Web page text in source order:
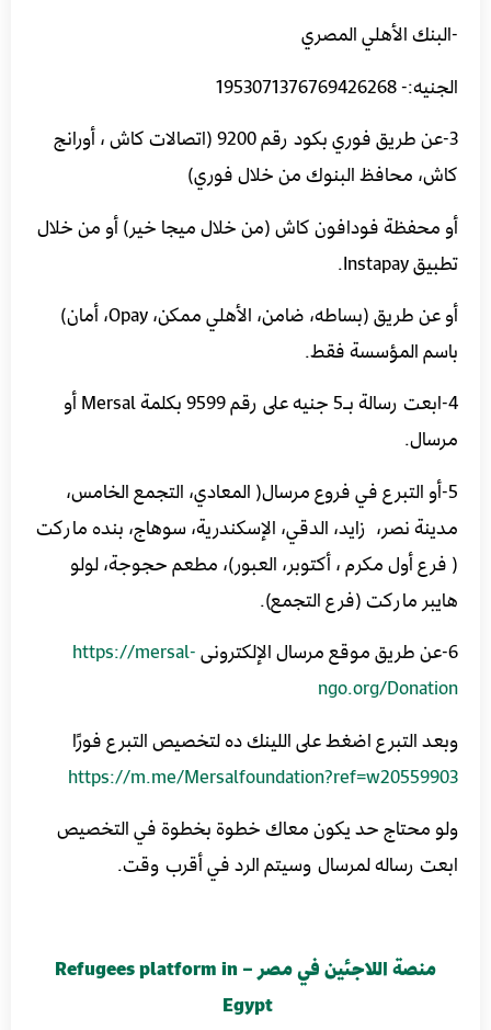
-البنك الأهلي المصري
الجنيه:- 1953071376769426268
3-عن طريق فوري بكود رقم 9200 (اتصالات كاش ، أورانج
كاش، محافظ البنوك من خلال فوري)
أو محفظة فودافون كاش (من خلال ميجا خير) أو من خلال
تطبيق Instapay.
أو عن طريق (بساطه، ضامن، الأهلي ممكن، Opay، أمان)
باسم المؤسسة فقط.
4-ابعت رسالة بـ5 جنيه على رقم 9599 بكلمة Mersal أو
مرسال.
5-أو التبرع في فروع مرسال( المعادي، التجمع الخامس،
مدينة نصر، زايد، الدقي، الإسكندرية، سوهاج، بنده ماركت
( فرع أول مكرم ، أكتوبر، العبور)، مطعم حجوجة، لولو
هايبر ماركت (فرع التجمع).
6-عن طريق موقع مرسال الإلكترونى
https://mersal-
ngo.org/Donation
وبعد التبرع اضغط على اللينك ده لتخصيص التبرع فورًا
https://m.me/Mersalfoundation?ref=w20559903
ولو محتاج حد يكون معاك خطوة بخطوة في التخصيص
ابعت رساله لمرسال وسيتم الرد في أقرب وقت.
منصة اللاجئين في مصر – Refugees platform in
Egypt